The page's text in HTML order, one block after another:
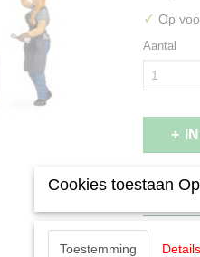
✓ Op
Aantal
Cookies toestaan
Toestemming Details